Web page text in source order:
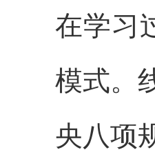
在学习
模式。
央八项